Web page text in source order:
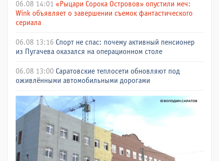
06.08 14:01 «Рыцари Сорока Островов» опустили меч:
Wink объявляет о завершении съемок фантастического
сериала
06.08 13:16 Спорт не спас: почему активный пенсионер
из Пугачева оказался на операционном столе
06.08 13:00 Саратовские теплосети обновляют под
оживлёнными автомобильными дорогами